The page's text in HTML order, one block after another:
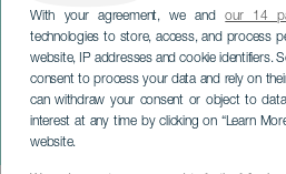
With your agreement, we andour 14
technologies to store, access, and process
website, IP addresses and cookie identifiers.
consent to process your data and rely on
can withdraw your consent or object to
interest at any time by clicking on “Learn
website.
David Cepo: No
brazos
GRAN CANARIA